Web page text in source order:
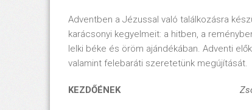
Adventben a Jézussal való találkozásra
karácsonyi kegyelmeit: a hitben, a
lelki béke és öröm ajándékában. Adventi
valamint felebaráti szeretetünk megújítását.
KEZDŐÉNEK